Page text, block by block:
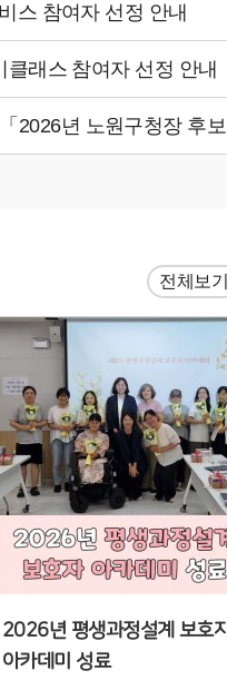
스 참여자 선정 안내
래스 참여자 선정 안내
2026년 노원구청장 후
2026년 평생과정설계 보호
아카데미 성료
전체보기